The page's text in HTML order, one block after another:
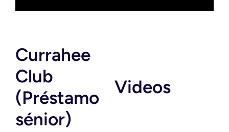
Currahee
Club
(Préstamo
sénior)
Videos